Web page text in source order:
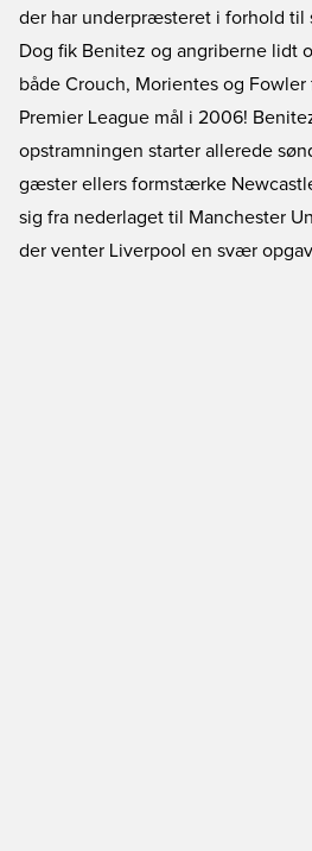
der har underpræsteret i forhold til
Dog fik Benitez og angriberne lidt
både Crouch, Morientes og
Premier League mål i 2006!
opstramningen starter allerede
gæster ellers formstærke
sig fra nederlaget til Manchester
der venter Liverpool en svær